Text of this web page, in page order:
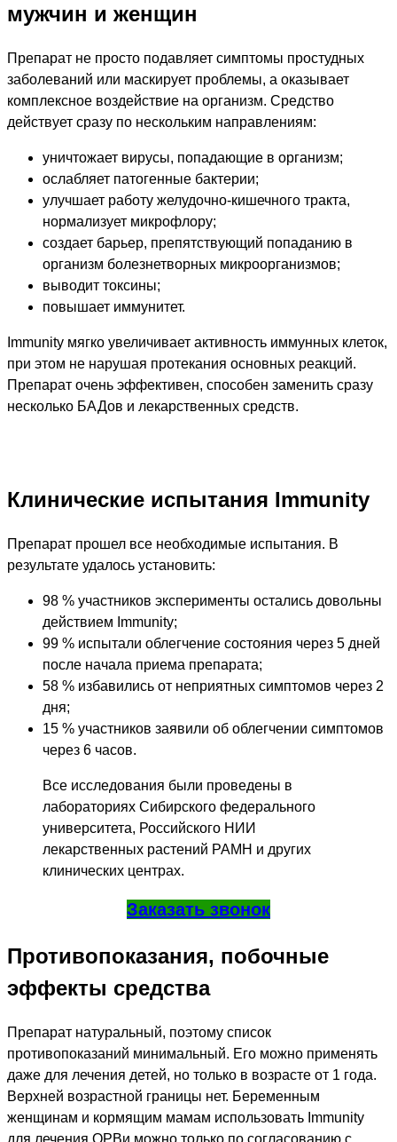
мужчин и женщин
Препарат не просто подавляет симптомы простудных
заболеваний или маскирует проблемы, а оказывает
комплексное воздействие на организм. Средство
действует сразу по нескольким направлениям:
уничтожает вирусы, попадающие в организм;
ослабляет патогенные бактерии;
улучшает работу желудочно-кишечного тракта,
нормализует микрофлору;
создает барьер, препятствующий попаданию в
организм болезнетворных микроорганизмов;
выводит токсины;
повышает иммунитет.
Immunity мягко увеличивает активность иммунных клеток,
при этом не нарушая протекания основных реакций.
Препарат очень эффективен, способен заменить сразу
несколько БАДов и лекарственных средств.
Клинические испытания Immunity
Препарат прошел все необходимые испытания. В
результате удалось установить:
98 % участников эксперименты остались довольны
действием Immunity;
99 % испытали облегчение состояния через 5 дней
после начала приема препарата;
58 % избавились от неприятных симптомов через 2
дня;
15 % участников заявили об облегчении симптомов
через 6 часов.
Все исследования были проведены в
лабораториях Сибирского федерального
университета, Российского НИИ
лекарственных растений РАМН и других
клинических центрах.
Заказать звонок
Противопоказания, побочные
эффекты средства
Препарат натуральный, поэтому список
противопоказаний минимальный. Его можно применять
даже для лечения детей, но только в возрасте от 1 года.
Верхней возрастной границы нет. Беременным
женщинам и кормящим мамам использовать Immunity